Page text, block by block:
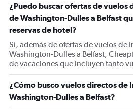
¿Puedo buscar ofertas de vuelos
de Washington-Dulles a Belfast
reservas de hotel?
Sí, además de ofertas de vuelos de
Washington-Dulles a Belfast,
de vacaciones que incluyen tanto
¿Cómo busco vuelos directos de
Washington-Dulles a Belfast?